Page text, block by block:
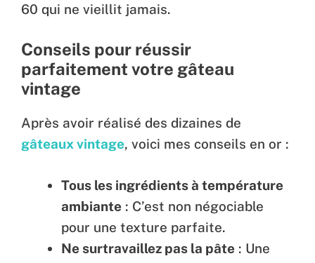
60 qui ne vieillit jamais.
Conseils pour réussir
parfaitement votre gâteau
vintage
Après avoir réalisé des dizaines de
gâteaux vintage, voici mes conseils en or :
Tous les ingrédients à température
ambiante : C’est non négociable
pour une texture parfaite.
Ne surtravaillez pas la pâte : Une